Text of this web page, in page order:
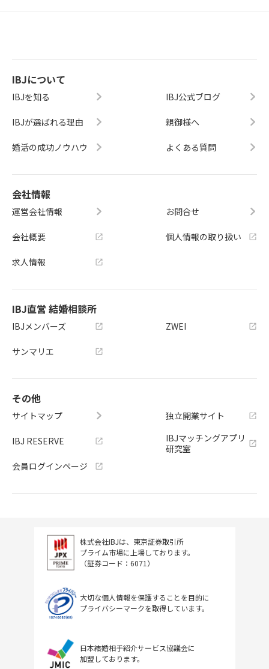
IBJについて
IBJを知る
IBJが選ばれる理由
婚活の成功ノウハウ
IBJ公式ブログ
親御様へ
よくある質問
会社情報
運営会社情報
会社概要
求人情報
お問合せ
個人情報の取り扱い
IBJ直営 結婚相談所
IBJメンバーズ
サンマリエ
ZWEI
その他
サイトマップ
IBJ RESERVE
会員ログインページ
独立開業サイト
IBJマッチングアプリ
研究室
株式会社IBJは、東京証券取引所
プライム市場に上場しております。
（証券コード：6071）
大切な個人情報を保護することを目的に
プライバシーマークを取得しています。
日本結婚相手紹介サービス協議会に
加盟しております。